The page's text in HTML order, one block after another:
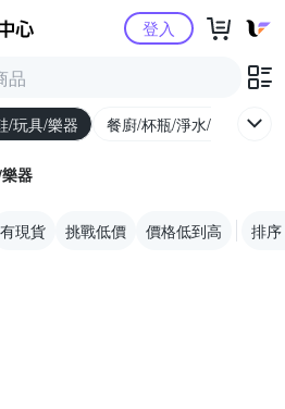
Yahoo購物中心登入
/玩具/樂器 餐廚/杯瓶/淨水/寵物
器
有現貨 挑戰低價 價格低到高 排序